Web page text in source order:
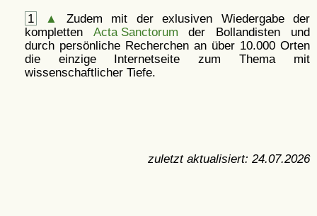
1 ▲
Zudem mit der exlusiven Wiedergabe der
kompletten Acta Sanctorum der Bollandisten und
durch persönliche Recherchen an über 10.000 Orten
die einzige Internetseite zum Thema mit
wissenschaftlicher Tiefe.
zuletzt aktualisiert: 24.07.2026